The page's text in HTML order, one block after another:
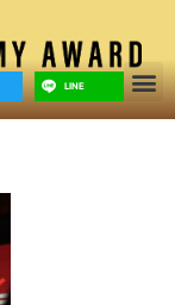
LINE